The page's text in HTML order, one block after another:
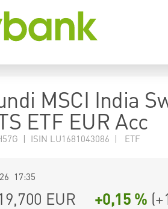
MSCI India
ETF EUR Acc
| ISIN LU1681043086 | ETF
17:35
EUR +0,15 % (